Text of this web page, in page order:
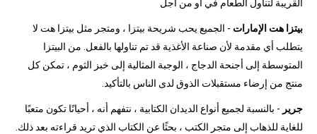
القريبة لتناول الطعام في أو من أجل
بيتزا هت الإمارات - الجميع يحب شريحة بيتزا ، ومتجر مثل بيتزا هت لا
يتطلب أي مقدمة لأن صناعة الأغذية قد تم تناولها بالفعل. من البيتزا
المتوسطة إلى أجنحة الدجاج ، الوجبة المثالية إلى خبز الثوم ، تمكن كل
منتج من إرضاء مستقبلات الذوق لدى الناس بالتأكيد.
جرير - بالنسبة لجميع أنواع الديدان الكتابية ، نتفهم أنه ، أحيانًا تكون متعبًا
للغاية للذهاب إلى متجر الكتب ، بحثًا عن الكتاب الذي تريد قراءته بعد ذلك.